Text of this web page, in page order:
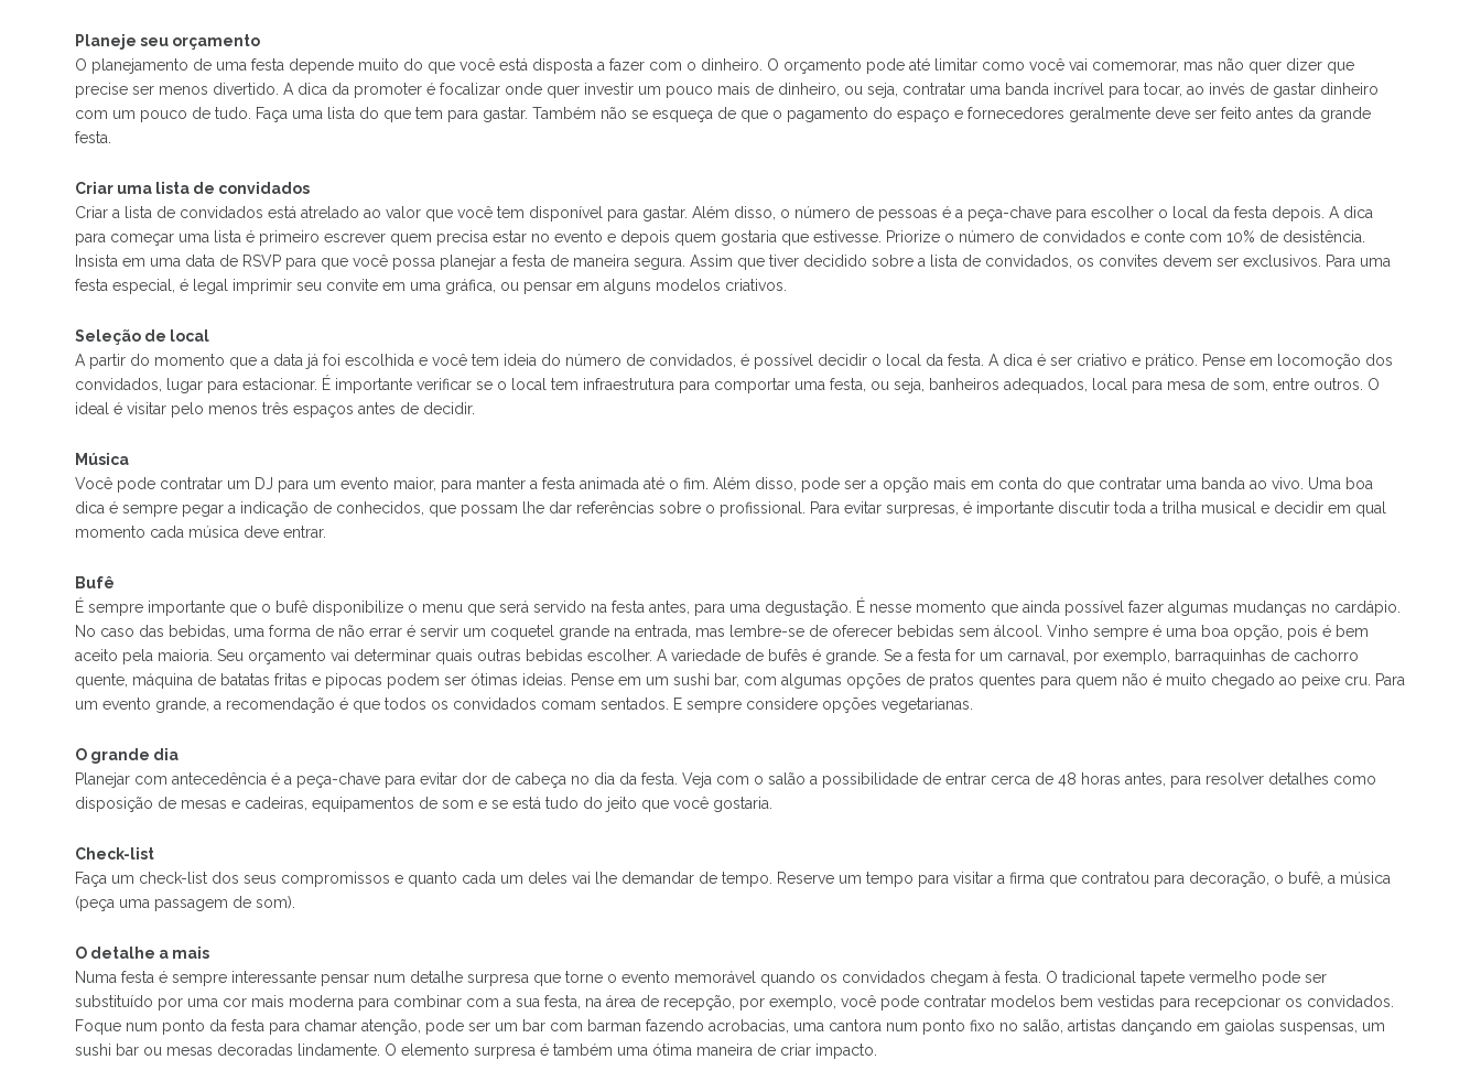
Planeje seu orçamento
O planejamento de uma festa depende muito do que você está disposta a fazer com o dinheiro. O orçamento pode até limitar como você vai comemorar, mas não quer dizer que
precise ser menos divertido. A dica da promoter é focalizar onde quer investir um pouco mais de dinheiro, ou seja, contratar uma banda incrível para tocar, ao invés de gastar dinheiro
com um pouco de tudo. Faça uma lista do que tem para gastar. Também não se esqueça de que o pagamento do espaço e fornecedores geralmente deve ser feito antes da grande
festa.
Criar uma lista de convidados
Criar a lista de convidados está atrelado ao valor que você tem disponível para gastar. Além disso, o número de pessoas é a peça-chave para escolher o local da festa depois. A dica
para começar uma lista é primeiro escrever quem precisa estar no evento e depois quem gostaria que estivesse. Priorize o número de convidados e conte com 10% de desistência.
Insista em uma data de RSVP para que você possa planejar a festa de maneira segura. Assim que tiver decidido sobre a lista de convidados, os convites devem ser exclusivos. Para uma
festa especial, é legal imprimir seu convite em uma gráfica, ou pensar em alguns modelos criativos.
Seleção de local
A partir do momento que a data já foi escolhida e você tem ideia do número de convidados, é possível decidir o local da festa. A dica é ser criativo e prático. Pense em locomoção dos
convidados, lugar para estacionar. É importante verificar se o local tem infraestrutura para comportar uma festa, ou seja, banheiros adequados, local para mesa de som, entre outros. O
ideal é visitar pelo menos três espaços antes de decidir.
Música
Você pode contratar um DJ para um evento maior, para manter a festa animada até o fim. Além disso, pode ser a opção mais em conta do que contratar uma banda ao vivo. Uma boa
dica é sempre pegar a indicação de conhecidos, que possam lhe dar referências sobre o profissional. Para evitar surpresas, é importante discutir toda a trilha musical e decidir em qual
momento cada música deve entrar.
Bufê
É sempre importante que o bufê disponibilize o menu que será servido na festa antes, para uma degustação. É nesse momento que ainda possível fazer algumas mudanças no cardápio.
No caso das bebidas, uma forma de não errar é servir um coquetel grande na entrada, mas lembre-se de oferecer bebidas sem álcool. Vinho sempre é uma boa opção, pois é bem
aceito pela maioria. Seu orçamento vai determinar quais outras bebidas escolher. A variedade de bufês é grande. Se a festa for um carnaval, por exemplo, barraquinhas de cachorro
quente, máquina de batatas fritas e pipocas podem ser ótimas ideias. Pense em um sushi bar, com algumas opções de pratos quentes para quem não é muito chegado ao peixe cru. Para
um evento grande, a recomendação é que todos os convidados comam sentados. E sempre considere opções vegetarianas.
O grande dia
Planejar com antecedência é a peça-chave para evitar dor de cabeça no dia da festa. Veja com o salão a possibilidade de entrar cerca de 48 horas antes, para resolver detalhes como
disposição de mesas e cadeiras, equipamentos de som e se está tudo do jeito que você gostaria.
Check-list
Faça um check-list dos seus compromissos e quanto cada um deles vai lhe demandar de tempo. Reserve um tempo para visitar a firma que contratou para decoração, o bufê, a música
(peça uma passagem de som).
O detalhe a mais
Numa festa é sempre interessante pensar num detalhe surpresa que torne o evento memorável quando os convidados chegam à festa. O tradicional tapete vermelho pode ser
substituído por uma cor mais moderna para combinar com a sua festa, na área de recepção, por exemplo, você pode contratar modelos bem vestidas para recepcionar os convidados.
Foque num ponto da festa para chamar atenção, pode ser um bar com barman fazendo acrobacias, uma cantora num ponto fixo no salão, artistas dançando em gaiolas suspensas, um
sushi bar ou mesas decoradas lindamente. O elemento surpresa é também uma ótima maneira de criar impacto.